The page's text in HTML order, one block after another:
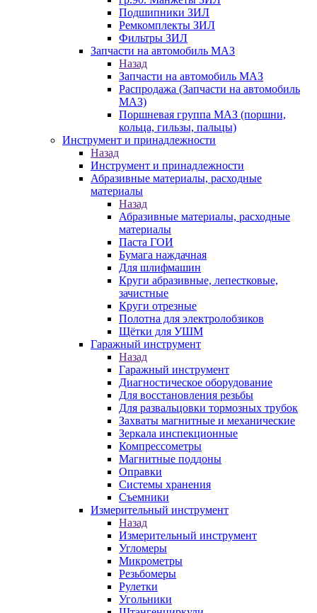
Подшипники ЗИЛ
Ремкомплекты ЗИЛ
Фильтры ЗИЛ
Запчасти на автомобиль МАЗ
Назад
Запчасти на автомобиль МАЗ
Распродажа (Запчасти на автомобиль
МАЗ)
Поршневая группа МАЗ (поршни,
кольца, гильзы, пальцы)
Инструмент и принадлежности
Назад
Инструмент и принадлежности
Абразивные материалы, расходные
материалы
Назад
Абразивные материалы, расходные
материалы
Паста ГОИ
Бумага наждачная
Для шлифмашин
Круги абразивные, лепестковые,
зачистные
Круги отрезные
Полотна для электролобзиков
Щётки для УШМ
Гаражный инструмент
Назад
Гаражный инструмент
Диагностическое оборудование
Для восстановления резьбы
Для развальцовки тормозных трубок
Захваты магнитные и механические
Зеркала инспекционные
Компрессометры
Магнитные поддоны
Оправки
Системы хранения
Съемники
Измерительный инструмент
Назад
Измерительный инструмент
Угломеры
Микрометры
Резьбомеры
Рулетки
Угольники